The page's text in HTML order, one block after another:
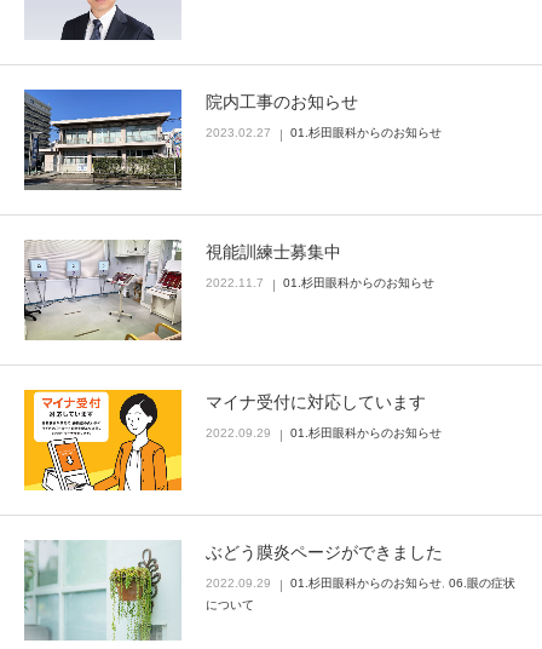
院内工事のお知らせ
2023.02.27 01.杉田眼科からのお知らせ
視能訓練士募集中
2022.11.7 01.杉田眼科からのお知らせ
マイナ受付に対応しています
2022.09.29 01.杉田眼科からのお知らせ
ぶどう膜炎ページができました
2022.09.29 01.杉田眼科からのお知らせ 06.眼の症状
について